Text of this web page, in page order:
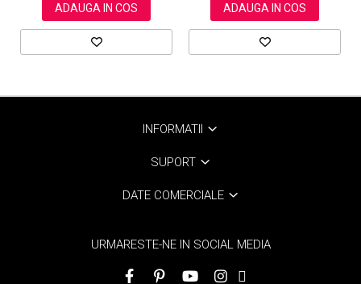
ADAUGA IN COS ADAUGA IN COS
INFORMATII
SUPORT
DATE COMERCIALE
URMARESTE-NE IN SOCIAL MEDIA